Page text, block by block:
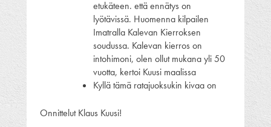
etukäteen. että ennätys on
lyötävissä. Huomenna kilpailen
Imatralla Kalevan Kierroksen
soudussa. Kalevan kierros on
intohimoni, olen ollut mukana yli 50
vuotta, kertoi Kuusi maalissa
Kyllä tämä ratajuoksukin kivaa on
Onnittelut Klaus Kuusi!